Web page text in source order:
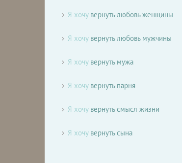
Я хочувернуть любовь женщины
Я хочувернуть любовь мужчины
Я хочувернуть мужа
Я хочувернуть парня
Я хочувернуть смысл жизни
Я хочувернуть сына